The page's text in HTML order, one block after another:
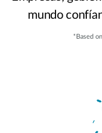
mundo
*Based